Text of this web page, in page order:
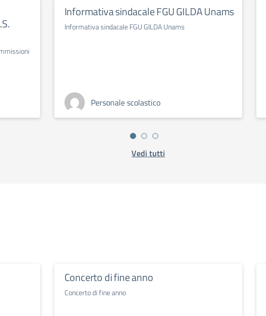
Informativa sindacale FGU GILDA Unams
Informativa sindacale FGU GILDA Unams
Personale scolastico
Vedi tutti
Concerto di fine anno
Concerto di fine anno